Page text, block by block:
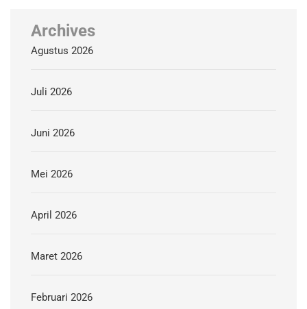
Archives
Agustus 2026
Juli 2026
Juni 2026
Mei 2026
April 2026
Maret 2026
Februari 2026